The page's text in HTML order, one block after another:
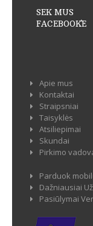
SEK MUS
FACEBOOK`E
Apie mus
Kontaktai
Straipsniai
Taisyklės
Atsiliepimai
Skundai
Pirkimo
Parduok
Dažniausiai
Pasiūlymai